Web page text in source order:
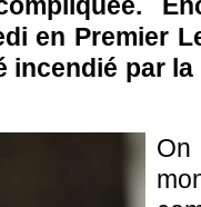
en Premier
incendié par
On